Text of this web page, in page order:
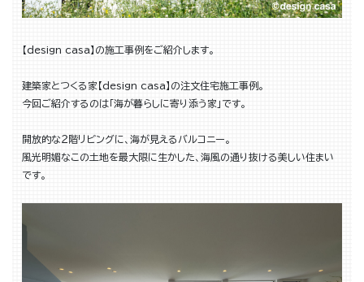
【design casa】の施工事例をご紹介します。
建築家とつくる家【design casa】の注文住宅施工事例。
今回ご紹介するのは「海が暮らしに寄り添う家」です。
開放的な２階リビングに、海が見えるバルコニー。
風光明媚なこの土地を最大限に生かした、海風の通り抜ける美しい住まい
です。